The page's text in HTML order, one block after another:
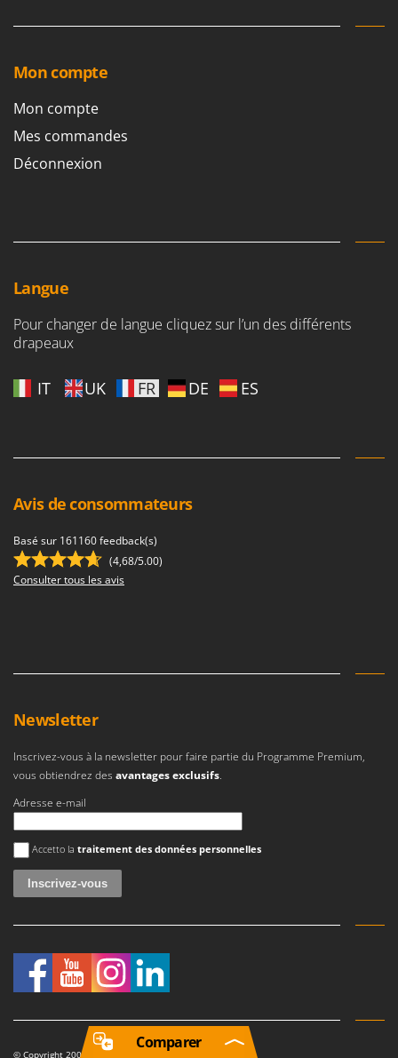
Mon compte
Mon compte
Mes commandes
Déconnexion
Langue
Pour changer de langue cliquez sur l’un des différents
drapeaux
IT UK FR DE ES
Avis de consommateurs
Basé sur 161160 feedback(s)
(4,68/5.00)
Consulter tous les avis
Newsletter
Inscrivez-vous à la newsletter pour faire partie du Programme Premium,
vous obtiendrez des avantages exclusifs.
Adresse e-mail
Une erreur est survenue
Accetto la traitement des données personnelles
© Copyright 2007-2026 AgriEuro. Tutti i diritti riservati
Comparer